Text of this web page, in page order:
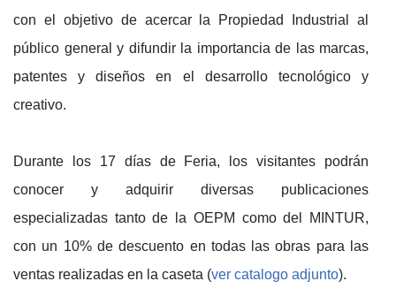
con el objetivo de acercar la Propiedad Industrial al
público general y difundir la importancia de las marcas,
patentes y diseños en el desarrollo tecnológico y
creativo.
Durante los 17 días de Feria, los visitantes podrán
conocer y adquirir diversas publicaciones
especializadas tanto de la OEPM como del MINTUR,
con un 10% de descuento en todas las obras para las
ventas realizadas en la caseta (ver catalogo adjunto).